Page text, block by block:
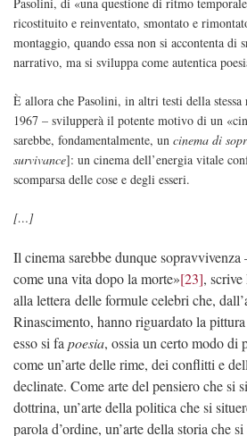
ricostituito e reinventato, smontato e
montaggio, quando essa non si accontenta di
narrativo, ma si sviluppa come autentica
È allora che Pasolini, in altri testi della
1967 – svilupperà il potente motivo di un
sarebbe, fondamentalmente, un cinema di
survivance]: un cinema dell’energia vitale
scomparsa delle cose e degli esseri.
[…]
Il cinema sarebbe dunque
come una vita dopo la morte»[23],
alla lettera delle formule celebri che,
Rinascimento, hanno riguardato la
esso si fa poesia, ossia un certo modo di
come un’arte delle rime, dei conflitti e
declinate. Come arte del pensiero che si
dottrina, un’arte della politica che si
parola d’ordine, un’arte della storia che